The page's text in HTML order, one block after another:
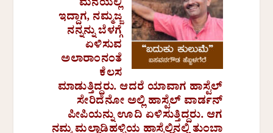
ಮನೆಯಲ್ಲಿ
ಇದ್ದಾಗ, ನಮ್ಮಜ್ಜ
ನನ್ನನ್ನು ಬೆಳಗ್ಗೆ
ಏಳಿಸುವ
ಅಲಾರಾಂನಂತೆ
ಕೆಲಸ
ಮಾಡುತ್ತಿದ್ದರು. ಆದರೆ ಯಾವಾಗ ಹಾಸ್ಟೆಲ್
ಸೇರಿದೆನೋ ಅಲ್ಲಿ ಹಾಸ್ಟೆಲ್ ವಾರ್ಡನ್
ಪೀಪಿಯನ್ನು ಊದಿ ಏಳಿಸುತ್ತಿದ್ದರು. ಆಗ